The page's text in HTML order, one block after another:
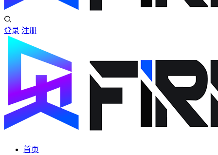
登录 注册
首页